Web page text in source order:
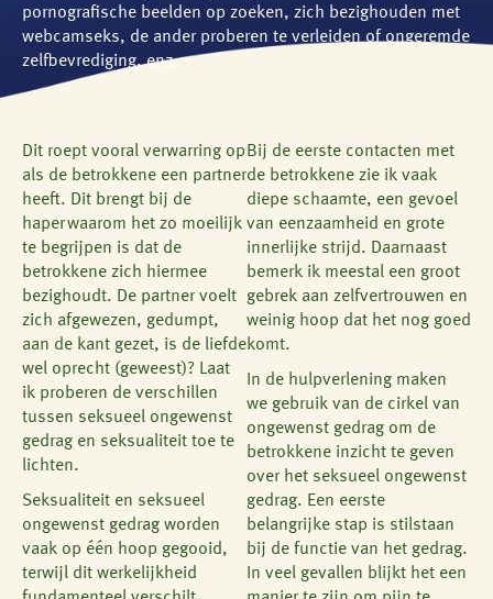
pornografische beelden op zoeken, zich bezighouden met
webcamseks, de ander proberen te verleiden of ongeremde
zelfbevrediging, enz.
Dit roept vooral verwarring op
als de betrokkene een partner
heeft. Dit brengt bij de
haper waarom het zo moeilijk
te begrijpen is dat de
betrokkene zich hiermee
bezighoudt. De partner voelt
zich afgewezen, gedumpt,
aan de kant gezet, is de liefde
wel oprecht (geweest)? Laat
ik proberen de verschillen
tussen seksueel ongewenst
gedrag en seksualiteit toe te
lichten.
Seksualiteit en seksueel
ongewenst gedrag worden
vaak op één hoop gegooid,
terwijl dit werkelijkheid
Bij de eerste contacten met
de betrokkene zie ik vaak
diepe schaamte, een gevoel
van eenzaamheid en grote
innerlijke strijd. Daarnaast
bemerk ik meestal een groot
gebrek aan zelfvertrouwen en
weinig hoop dat het nog goed
komt.
In de hulpverlening maken
we gebruik van de cirkel van
ongewenst gedrag om de
betrokkene inzicht te geven
over het seksueel ongewenst
gedrag. Een eerste
belangrijke stap is stilstaan
bij de functie van het gedrag.
In veel gevallen blijkt het een